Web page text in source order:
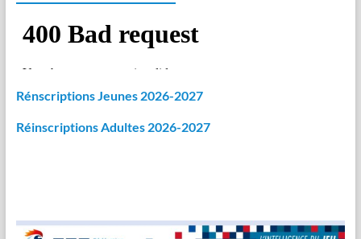
Rénscriptions Jeunes 2026-2027
Réinscriptions Adultes 2026-2027